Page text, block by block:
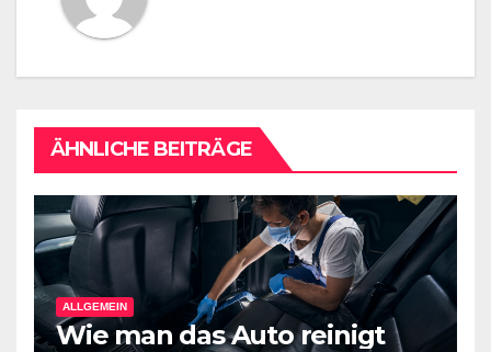
ÄHNLICHE BEITRÄGE
ALLGEMEIN
Wie man das Auto reinigt